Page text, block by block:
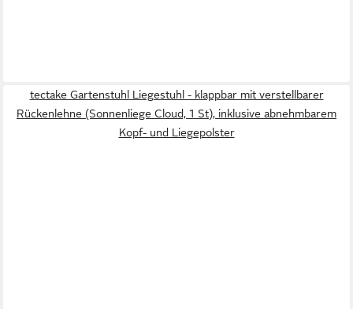
tectake Gartenstuhl Liegestuhl - klappbar mit verstellbarer
Rückenlehne (Sonnenliege Cloud, 1 St), inklusive abnehmbarem
Kopf- und Liegepolster